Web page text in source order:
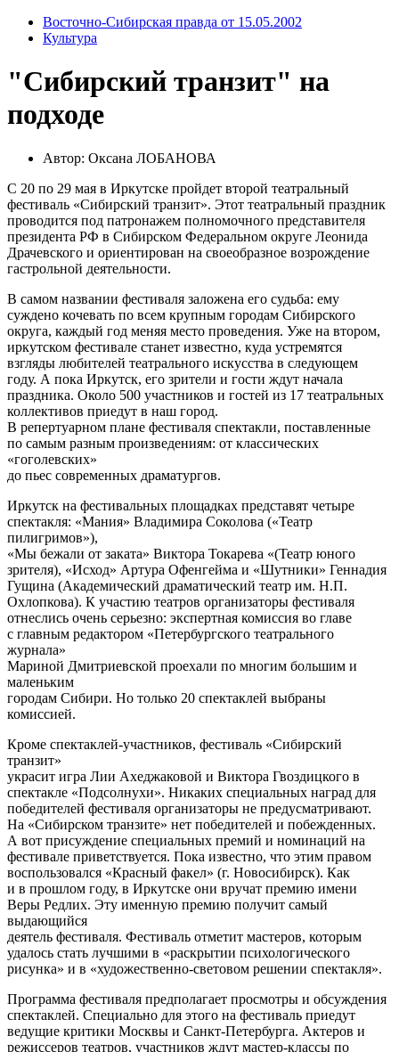
Восточно-Сибирская правда от 15.05.2002
Культура
"Сибирский транзит" на
подходе
Автор: Оксана ЛОБАНОВА
С 20 по 29 мая в Иркутске пройдет второй театральный
фестиваль «Сибирский транзит». Этот театральный праздник
проводится под патронажем полномочного представителя
президента РФ в Сибирском Федеральном округе Леонида
Драчевского и ориентирован на своеобразное возрождение
гастрольной деятельности.
В самом названии фестиваля заложена его судьба: ему
суждено кочевать по всем крупным городам Сибирского
округа, каждый год меняя место проведения. Уже на втором,
иркутском фестивале станет известно, куда устремятся
взгляды любителей театрального искусства в следующем
году. А пока Иркутск, его зрители и гости ждут начала
праздника. Около 500 участников и гостей из 17 театральных
коллективов приедут в наш город.
В репертуарном плане фестиваля спектакли, поставленные
по самым разным произведениям: от классических
«гоголевских»
до пьес современных драматургов.
Иркутск на фестивальных площадках представят четыре
спектакля: «Мания» Владимира Соколова («Театр
пилигримов»),
«Мы бежали от заката» Виктора Токарева «(Театр юного
зрителя), «Исход» Артура Офенгейма и «Шутники» Геннадия
Гущина (Академический драматический театр им. Н.П.
Охлопкова). К участию театров организаторы фестиваля
отнеслись очень серьезно: экспертная комиссия во главе
с главным редактором «Петербургского театрального
журнала»
Мариной Дмитриевской проехали по многим большим и
маленьким
городам Сибири. Но только 20 спектаклей выбраны
комиссией.
Кроме спектаклей-участников, фестиваль «Сибирский
транзит»
украсит игра Лии Ахеджаковой и Виктора Гвоздицкого в
спектакле «Подсолнухи». Никаких специальных наград для
победителей фестиваля организаторы не предусматривают.
На «Сибирском транзите» нет победителей и побежденных.
А вот присуждение специальных премий и номинаций на
фестивале приветствуется. Пока известно, что этим правом
воспользовался «Красный факел» (г. Новосибирск). Как
и в прошлом году, в Иркутске они вручат премию имени
Веры Редлих. Эту именную премию получит самый
выдающийся
деятель фестиваля. Фестиваль отметит мастеров, которым
удалось стать лучшими в «раскрытии психологического
рисунка» и в «художественно-световом решении спектакля».
Программа фестиваля предполагает просмотры и обсуждения
спектаклей. Специально для этого на фестиваль приедут
ведущие критики Москвы и Санкт-Петербурга. Актеров и
режиссеров театров, участников ждут мастер-классы по